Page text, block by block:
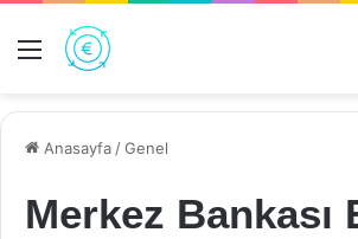
Menü
Anasayfa /Genel
Merkez Bankası